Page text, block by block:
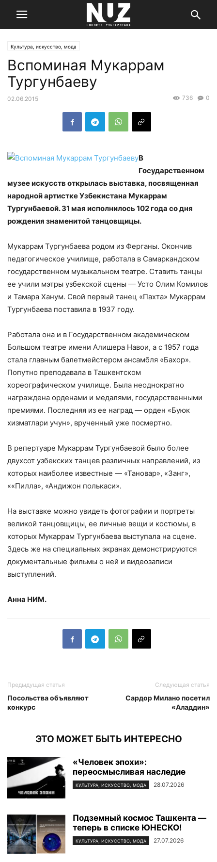
Культура, искусство, мода
Вспоминая Мукаррам
Тургунбаеву
02.06.2015 0
736
В
Государственном
музее искусств открылась выставка, посвященная
народной артистке Узбекистана Мукаррам
Тургунбаевой. 31 мая исполнилось 102 года со дня
рождения знаменитой танцовщицы.
Мукаррам Тургунбаева родом из Ферганы. Окончив
педагогическое училище, работала в Самаркандском
государственном музыкальном театре. Ставить танцы
ее учили мэтры узбекской сцены — Усто Олим Комилов
и Тамара Ханум. Свой первый танец «Пахта» Мукаррам
Тургунбаева поставила в 1937 году.
Работала она и в Государственном академическом
Большом театре имени Алишера Навои, а с 1957 года
стала главным балетмейстером ансамбля «Бахор».
Попутно преподавала в Ташкентском
хореографическом училище. Была неоднократно
награждена орденами и медалями, государственными
премиями. Последняя из ее наград — орден «Буюк
хизматлари учун», врученный уже посмертно.
В репертуаре Мукаррам Тургунбаевой было более
двухсот узбекских танцев различных направлений, из
которых наиболее известные — «Тановар», «Занг»,
««Пилла», «Андижон полькаси».
На выставке можно увидеть фотографии и портреты
великой танцовщицы, ее личные вещи и костюмы, в
которых Мукаррам Тургунбаева выступала на сцене.
Здесь же на специальных экранах демонстрируются
документальные фильмы о ней и видеозаписи
выступлений.
Анна НИМ.
Предыдущая статья
Посольства объявляют
конкурс
Следующая статья
Сардор Милано посетил
«Аладдин»
ЭТО МОЖЕТ БЫТЬ ИНТЕРЕСНО
«Человек эпохи»:
переосмысливая наследие
КУЛЬТУРА, ИСКУССТВО, МОДА 28.07.2026
Подземный космос Ташкента —
теперь в списке ЮНЕСКО!
КУЛЬТУРА, ИСКУССТВО, МОДА 27.07.2026